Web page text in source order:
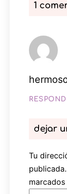
1
dejar
Tu
publicada.